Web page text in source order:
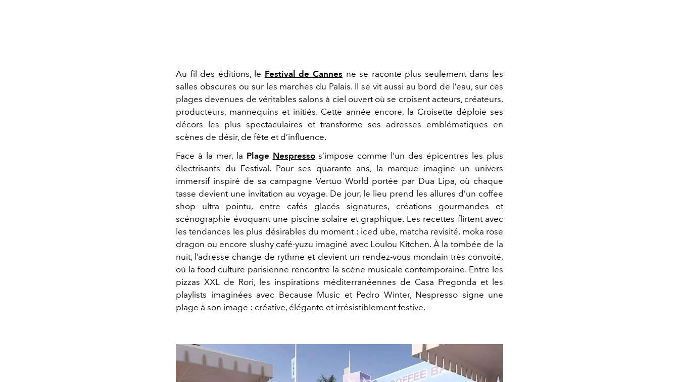
Au fil des éditions, le Festival de Cannes ne se raconte plus seulement dans les
salles obscures ou sur les marches du Palais. Il se vit aussi au bord de l’eau, sur ces
plages devenues de véritables salons à ciel ouvert où se croisent acteurs, créateurs,
producteurs, mannequins et initiés. Cette année encore, la Croisette déploie ses
décors les plus spectaculaires et transforme ses adresses emblématiques en
scènes de désir, de fête et d’influence.
Face à la mer, la Plage Nespressos’impose comme l’un des épicentres les plus
électrisants du Festival. Pour ses quarante ans, la marque imagine un univers
immersif inspiré de sa campagne Vertuo World portée par Dua Lipa, où chaque
tasse devient une invitation au voyage. De jour, le lieu prend les allures d’un coffee
shop ultra pointu, entre cafés glacés signatures, créations gourmandes et
scénographie évoquant une piscine solaire et graphique. Les recettes flirtent avec
les tendances les plus désirables du moment : iced ube, matcha revisité, moka rose
dragon ou encore slushy café-yuzu imaginé avec Loulou Kitchen. À la tombée de la
nuit, l’adresse change de rythme et devient un rendez-vous mondain très convoité,
où la food culture parisienne rencontre la scène musicale contemporaine. Entre les
pizzas XXL de Rori, les inspirations méditerranéennes de Casa Pregonda et les
playlists imaginées avec Because Music et Pedro Winter, Nespresso signe une
plage à son image : créative, élégante et irrésistiblement festive.